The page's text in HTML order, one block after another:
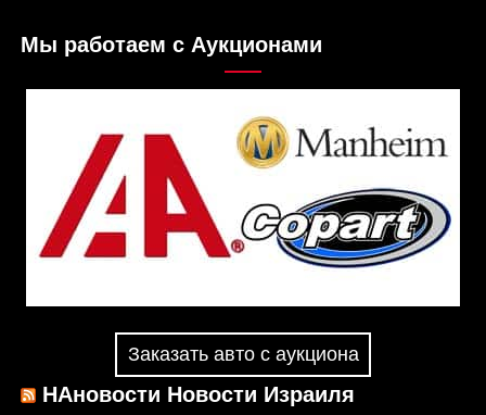
Мы работаем с Аукционами
Заказать авто с аукциона
НАновости Новости Израиля